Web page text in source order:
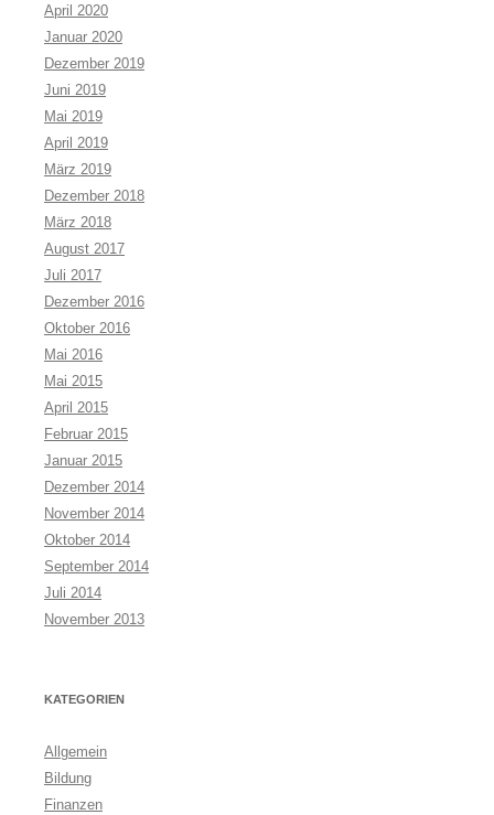
April 2020
Januar 2020
Dezember 2019
Juni 2019
Mai 2019
April 2019
März 2019
Dezember 2018
März 2018
August 2017
Juli 2017
Dezember 2016
Oktober 2016
Mai 2016
Mai 2015
April 2015
Februar 2015
Januar 2015
Dezember 2014
November 2014
Oktober 2014
September 2014
Juli 2014
November 2013
KATEGORIEN
Allgemein
Bildung
Finanzen